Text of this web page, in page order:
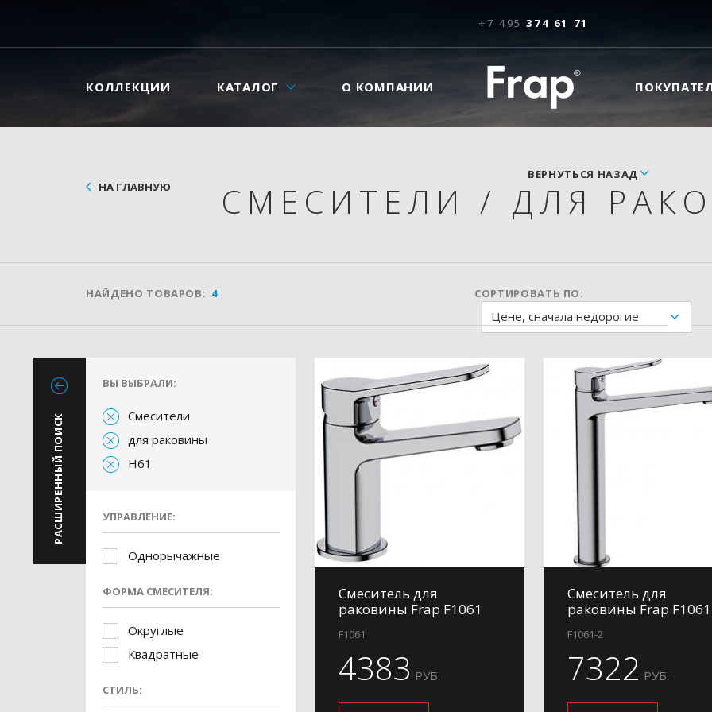
+7 495 374 61 71
КОЛЛЕКЦИИ КАТАЛОГ О КОМПАНИИ
НА ГЛАВНУЮ
ВЕРНУТЬСЯ НАЗАД
СМЕСИТЕЛИ / ДЛЯ
НАЙДЕНО ТОВАРОВ: 4 СОРТИРОВАТЬ ПО:
Цене, сначала недорогие
РАСШИРЕННЫЙ ПОИСК
ВЫ ВЫБРАЛИ:
Смесители
для раковины
H61
УПРАВЛЕНИЕ:
Однорычажные
ФОРМА СМЕСИТЕЛЯ:
Округлые
Квадратные
СТИЛЬ:
Смеситель для
раковины Frap F1061
F1061
4383 РУБ.
Смеситель для
раковины Frap
F1061-2
7322 РУБ.